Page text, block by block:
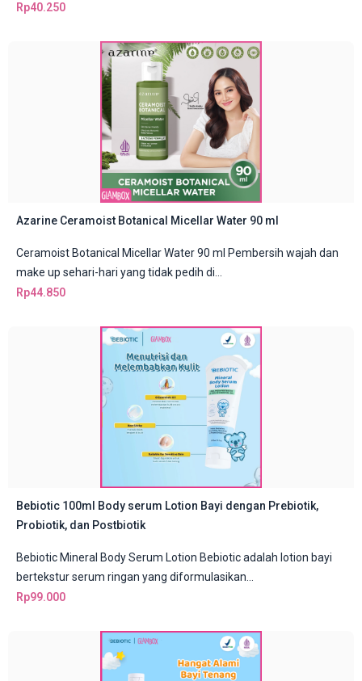
Rp40.250
Azarine Ceramoist Botanical Micellar Water 90 ml
Ceramoist Botanical Micellar Water 90 ml Pembersih wajah dan
make up sehari-hari yang tidak pedih di...
Rp44.850
Bebiotic 100ml Body serum Lotion Bayi dengan Prebiotik,
Probiotik, dan Postbiotik
Bebiotic Mineral Body Serum Lotion Bebiotic adalah lotion bayi
bertekstur serum ringan yang diformulasikan...
Rp99.000